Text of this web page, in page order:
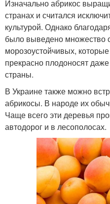
Изначально абрикос
странах и считался
культурой. Однако
было выведено множество
морозоустойчивых,
прекрасно плодоносят
страны.
В Украине также можно
абрикосы. В народе их
Чаще всего эти деревья
автодорог и в лесополосах.